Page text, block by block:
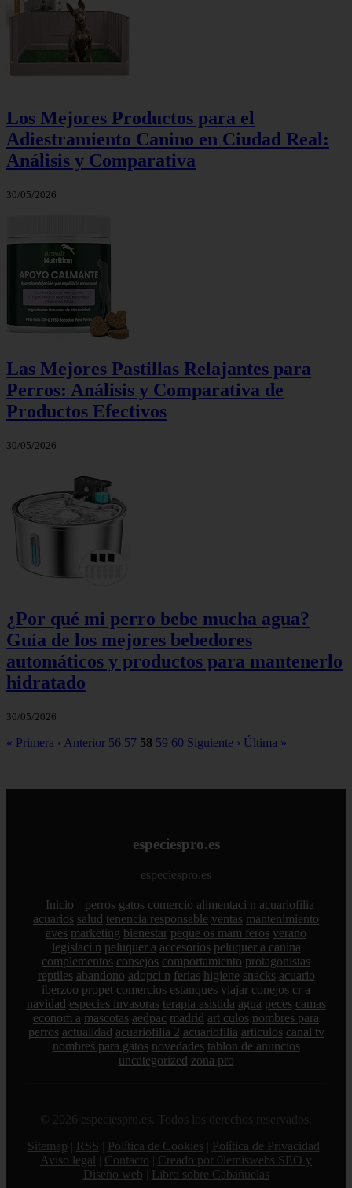
Los Mejores Productos para el
Adiestramiento Canino en Ciudad Real:
Análisis y Comparativa
30/05/2026
Las Mejores Pastillas Relajantes para
Perros: Análisis y Comparativa de
Productos Efectivos
30/05/2026
¿Por qué mi perro bebe mucha agua?
Guía de los mejores bebedores
automáticos y productos para mantenerlo
hidratado
30/05/2026
« Primera ‹ Anterior 56 57 58 59 60 Siguiente › Última »
especiespro.es
especiespro.es
Inicio perros gatos comercio alimentaci n acuariofilia
acuarios salud tenencia responsable ventas mantenimiento
aves marketing bienestar peque os mam feros verano
legislaci n peluquer a accesorios peluquer a canina
complementos consejos comportamiento protagonistas
reptiles abandono adopci n ferias higiene snacks acuario
iberzoo propet comercios estanques viajar conejos cr a
navidad especies invasoras terapia asistida agua peces camas
econom a mascotas aedpac madrid art culos nombres para
perros actualidad acuariofilia 2 acuariofilia articulos canal tv
nombres para gatos novedades tablon de anuncios
uncategorized zona pro
© 2026 especiespro.es. Todos los derechos reservados.
Sitemap
RSS Política de Cookies Política de Privacidad
Aviso legal
Contacto
Creado por 0lemiswebs SEO y
Diseño web
Libro sobre Cabañuelas